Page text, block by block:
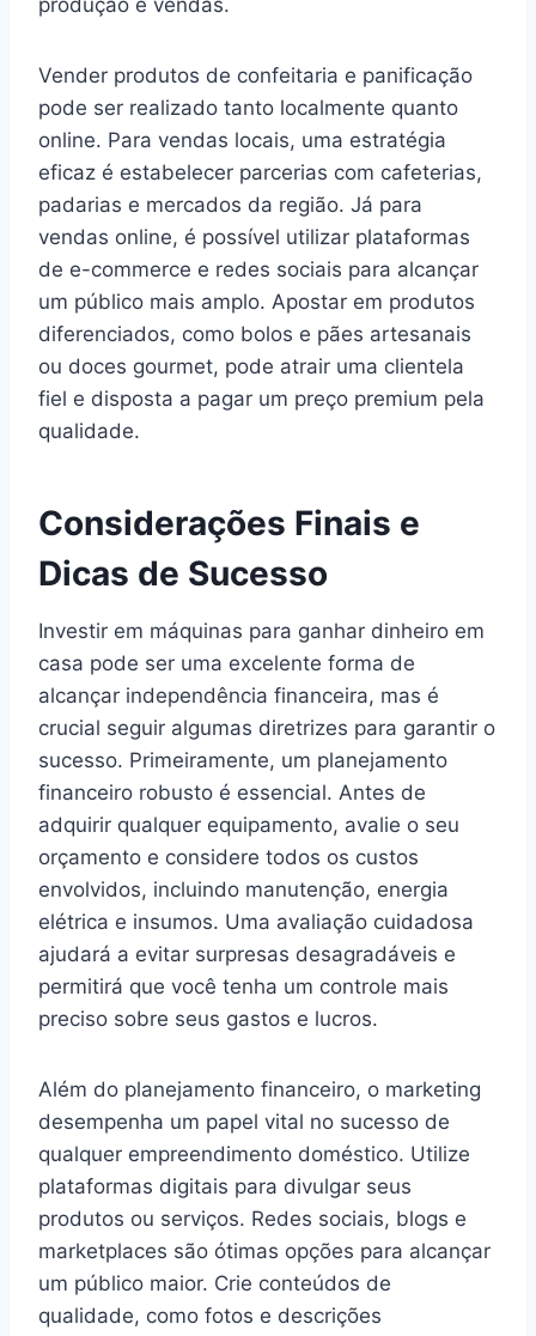
Vender produtos de confeitaria e panificação
pode ser realizado tanto localmente quanto
online. Para vendas locais, uma estratégia
eficaz é estabelecer parcerias com cafeterias,
padarias e mercados da região. Já para
vendas online, é possível utilizar plataformas
de e-commerce e redes sociais para alcançar
um público mais amplo. Apostar em produtos
diferenciados, como bolos e pães artesanais
ou doces gourmet, pode atrair uma clientela
fiel e disposta a pagar um preço premium pela
qualidade.
Considerações Finais e
Dicas de Sucesso
Investir em máquinas para ganhar dinheiro em
casa pode ser uma excelente forma de
alcançar independência financeira, mas é
crucial seguir algumas diretrizes para garantir o
sucesso. Primeiramente, um planejamento
financeiro robusto é essencial. Antes de
adquirir qualquer equipamento, avalie o seu
orçamento e considere todos os custos
envolvidos, incluindo manutenção, energia
elétrica e insumos. Uma avaliação cuidadosa
ajudará a evitar surpresas desagradáveis e
permitirá que você tenha um controle mais
preciso sobre seus gastos e lucros.
Além do planejamento financeiro, o marketing
desempenha um papel vital no sucesso de
qualquer empreendimento doméstico. Utilize
plataformas digitais para divulgar seus
produtos ou serviços. Redes sociais, blogs e
marketplaces são ótimas opções para alcançar
um público maior. Crie conteúdos de
qualidade, como fotos e descrições